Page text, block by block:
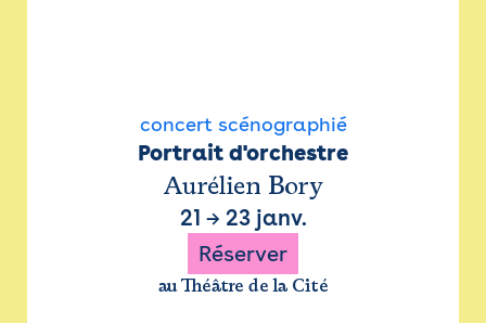
concert scénographié
Portrait d'orchestre
Aurélien Bory
21 → 23 janv.
Réserver
au Théâtre de la Cité